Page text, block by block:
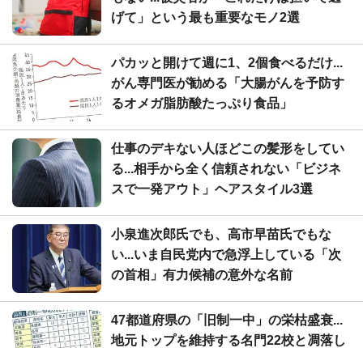
げて」という最も重要なモノ2選
パカッと開けて週に1、2個食べるだけ...
がん専門医が勧める「大腸がんを予防す
るオメガ脂肪酸たっぷり食品」
仕事のデキない人ほどこの髪形をしてい
る...相手から全く信頼されない「ビジネ
スで一発アウト」ヘアスタイル3選
小泉進次郎氏でも、高市早苗氏でもな
い...いま自民党内で急浮上している「次
の首相」有力候補の意外な名前
47都道府県の「旧制一中」の栄枯盛衰...
地元トップを維持する名門22校と凋落し